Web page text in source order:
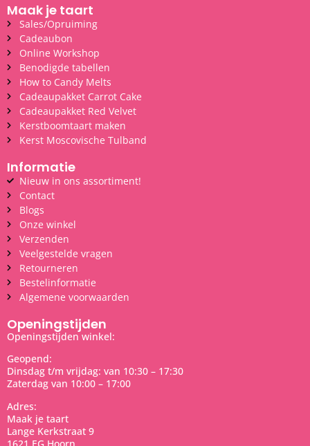
Maak je taart
Sales/Opruiming
Cadeaubon
Online Workshop
Benodigde tabellen
How to Candy Melts
Cadeaupakket Carrot Cake
Cadeaupakket Red Velvet
Kerstboomtaart maken
Kerst Moscovische Tulband
Informatie
Nieuw in ons assortiment!
Contact
Blogs
Onze winkel
Verzenden
Veelgestelde vragen
Retourneren
Bestelinformatie
Algemene voorwaarden
Openingstijden
Openingstijden winkel:
Geopend:
Dinsdag t/m vrijdag: van 10:30 – 17:30
Zaterdag van 10:00 – 17:00
Adres:
Maak je taart
Lange Kerkstraat 9
1621 EG Hoorn